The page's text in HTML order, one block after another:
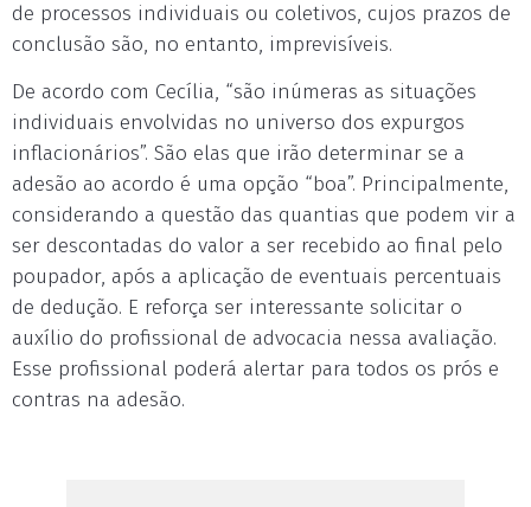
de processos individuais ou coletivos, cujos prazos de
conclusão são, no entanto, imprevisíveis.
De acordo com Cecília, “são inúmeras as situações
individuais envolvidas no universo dos expurgos
inflacionários”. São elas que irão determinar se a
adesão ao acordo é uma opção “boa”. Principalmente,
considerando a questão das quantias que podem vir a
ser descontadas do valor a ser recebido ao final pelo
poupador, após a aplicação de eventuais percentuais
de dedução. E reforça ser interessante solicitar o
auxílio do profissional de advocacia nessa avaliação.
Esse profissional poderá alertar para todos os prós e
contras na adesão.